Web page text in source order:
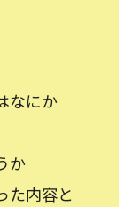
なにか
か
た内容と